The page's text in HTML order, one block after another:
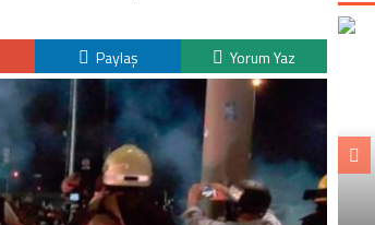
Paylaş Yorum Yaz